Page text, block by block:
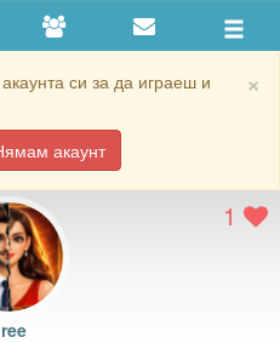
×
си за да играеш и
акаунт
1